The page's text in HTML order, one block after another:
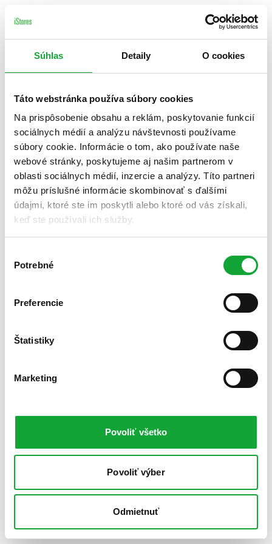
Súhlas Detaily O cookies
Táto webstránka používa súbory cookies
Na prispôsobenie obsahu a reklám, poskytovanie funkcií
sociálnych médií a analýzu návštevnosti používame
súbory cookie. Informácie o tom, ako používate naše
webové stránky, poskytujeme aj našim partnerom v
oblasti sociálnych médií, inzercie a analýzy. Títo partneri
môžu príslušné informácie skombinovať s ďalšími
údajmi, ktoré ste im poskytli alebo ktoré od vás získali,
keď ste používali ich služby.
súhlasu
Potrebné
Preferencie
Štatistiky
Marketing
Povoliť všetko
Povoliť výber
Odmietnuť